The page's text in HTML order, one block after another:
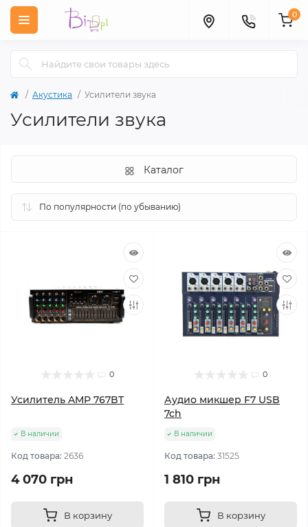
0
Акустика Усилители звука
Усилители звука
Каталог
0
Усилитель AMP 767BT
В наличии
Код товара: 2636
4 070 грн
В корзину
0
Аудио микшер F7 USB
7ch
В наличии
Код товара: 31525
1 810 грн
В корзину